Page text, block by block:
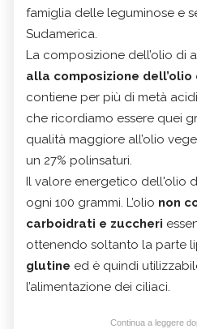
famiglia delle leguminose e
Sudamerica.
La composizione dell’olio di
alla composizione
contiene per più di metà
che ricordiamo essere quei
qualità maggiore all’olio
un 27% polinsaturi.
Il valore energetico dell'olio
ogni 100 grammi. L’olio non
carboidrati e zuccheri
ottenendo soltanto la parte
glutine ed è quindi
l’alimentazione dei ciliaci.
Continua a leggere